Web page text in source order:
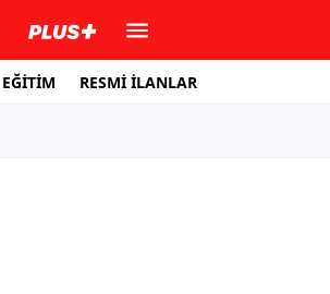
EĞİTİM RESMİ İLANLAR